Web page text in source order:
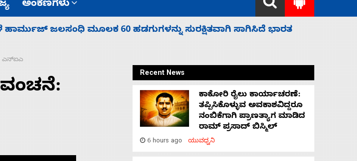
ಅಂಕಣಗಳು
ಕೊಡದಿದ್ದರೆ ಸದನ ನಡೆಸಲು ಬಿಡೆವು: ಛಲವಾದಿ ನಾರಾಯಣಸ್ವಾಮಿ
ಎನ್‌ಐಎ
ವಂಚನೆ:
Recent News
ಕಾಕೋರಿ ರೈಲು ಕಾರ್ಯಾಚರಣೆ:
ತಪ್ಪಿಸಿಕೊಳ್ಳುವ ಅವಕಾಶವಿದ್ದರೂ
ನಂಬಿಕೆಗಾಗಿ ಪ್ರಾಣತ್ಯಾಗ ಮಾಡಿದ
ರಾಮ್ ಪ್ರಸಾದ್ ಬಿಸ್ಮಿಲ್
6 hours ago ಯುವಧ್ವನಿ